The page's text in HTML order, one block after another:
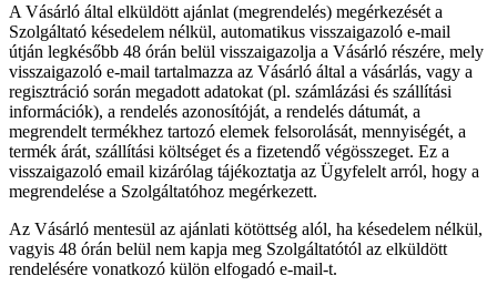
A Vásárló által elküldött ajánlat (megrendelés) megérkezését a
Szolgáltató késedelem nélkül, automatikus visszaigazoló e-mail
útján legkésőbb 48 órán belül visszaigazolja a Vásárló részére, mely
visszaigazoló e-mail tartalmazza az Vásárló által a vásárlás, vagy a
regisztráció során megadott adatokat (pl. számlázási és szállítási
információk), a rendelés azonosítóját, a rendelés dátumát, a
megrendelt termékhez tartozó elemek felsorolását, mennyiségét, a
termék árát, szállítási költséget és a fizetendő végösszeget. Ez a
visszaigazoló email kizárólag tájékoztatja az Ügyfelelt arról, hogy a
megrendelése a Szolgáltatóhoz megérkezett.
Az Vásárló mentesül az ajánlati kötöttség alól, ha késedelem nélkül,
vagyis 48 órán belül nem kapja meg Szolgáltatótól az elküldött
rendelésére vonatkozó külön elfogadó e-mail-t.